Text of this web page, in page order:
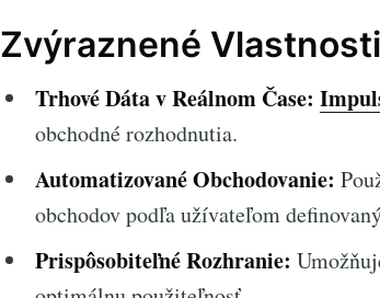
Zvýraznené
Trhové Dáta v Reálnom Čase:
obchodné rozhodnutia.
Automatizované Obchodovanie:
obchodov podľa užívateľom
Prispôsobiteľné Rozhranie: